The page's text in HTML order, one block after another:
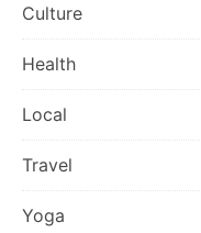
Culture
Health
Local
Travel
Yoga